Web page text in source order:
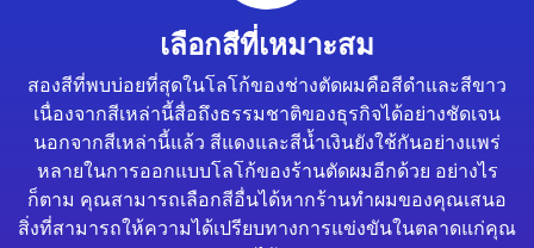
เลือกสีที่เหมาะสม
สองสีที่พบบ่อยที่สุดในโลโก้ของช่างตัดผมคือสีดำและสีขาว
เนื่องจากสีเหล่านี้สื่อถึงธรรมชาติของธุรกิจได้อย่างชัดเจน
นอกจากสีเหล่านี้แล้ว สีแดงและสีน้ำเงินยังใช้กันอย่างแพร่
หลายในการออกแบบโลโก้ของร้านตัดผมอีกด้วย อย่างไร
ก็ตาม คุณสามารถเลือกสีอื่นได้หากร้านทำผมของคุณเสนอ
สิ่งที่สามารถให้ความได้เปรียบทางการแข่งขันในตลาดแก่คุณ